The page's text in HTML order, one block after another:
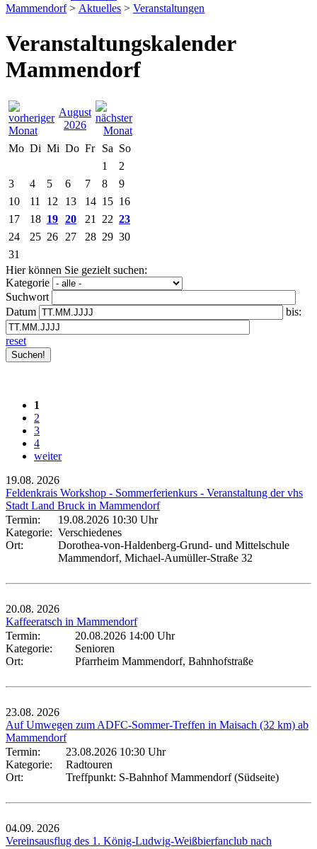
Mammendorf> Aktuelles > Veranstaltungen
Veranstaltungskalender
Mammendorf
August
2026
Mo Di Mi Do Fr Sa So
1
2
3
4 5 6 7 8
9
10
11 12 13 14 15 16
17
18 19 20 21 22 23
24
25 26 27 28 29 30
31
Hier können Sie gezielt suchen:
Kategorie
Suchwort
Datum
bis:
reset
1
2
3
4
weiter
19.08. 2026
Feldenkrais Workshop - Sommerferienkurs - Veranstaltung der vhs
Stadt Land Bruck in Mammendorf
Termin:
19.08.2026 10:30 Uhr
Kategorie: Verschiedenes
Ort:
Dorothea-von-Haldenberg-Grund- und Mittelschule
Mammendorf, Michael-Aumüller-Straße 32
20.08. 2026
Kaffeeratsch in Mammendorf
Termin:
20.08.2026 14:00 Uhr
Kategorie:
Senioren
Ort:
Pfarrheim Mammendorf, Bahnhofstraße
23.08. 2026
Auf Umwegen zum ADFC-Sommer-Treffen in Maisach (32 km) ab
Mammendorf
Termin:
23.08.2026 10:30 Uhr
Kategorie:
Radtouren
Ort:
Treffpunkt: S-Bahnhof Mammendorf (Südseite)
04.09. 2026
Vereinsausflug des 1. König-Ludwig-Weißbierfanclub nach